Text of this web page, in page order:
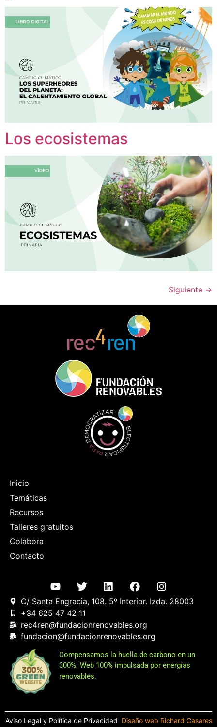
Los ecosistemas
Siguiente →
Inicio
Temáticas
Recursos
Talleres gratuitos
Colabora
Contacto
C/ Santa Engracia, 108. 5º Interior. Izda. 28003
+34 625 47 42 11
rec4ren@fundacionrenovables.org
fundacion@fundacionrenovables.org
Compensamos la huella de carbono en un
300%. Web 100% impulsada por energías
renovables.
Aviso Legal y Política de Privacidad Diseño web Richard Casares